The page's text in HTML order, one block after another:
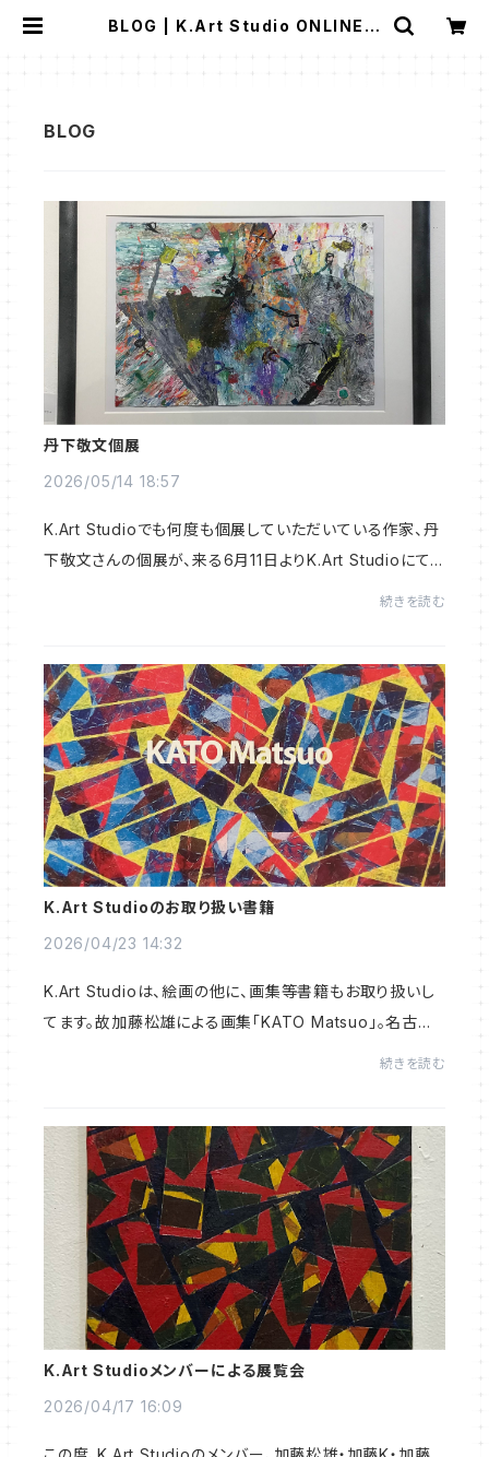
BLOG | K.Art Studio ONLINE S
丹下敬文個展
2026/05/14 18:57
K.Art Studioでも何度も個展していただいている作家、丹
下敬文さんの個展が、来る6月11日よりK.Art Studioにて
続きを読む
K.Art Studioのお取り扱い書籍
2026/04/23 14:32
K.Art Studioは、絵画の他に、画集等書籍もお取り扱いし
てます。故加藤松雄による画集「KATO Matsuo」。名古屋
続きを読む
K.Art Studioメンバーによる展覧会
2026/04/17 16:09